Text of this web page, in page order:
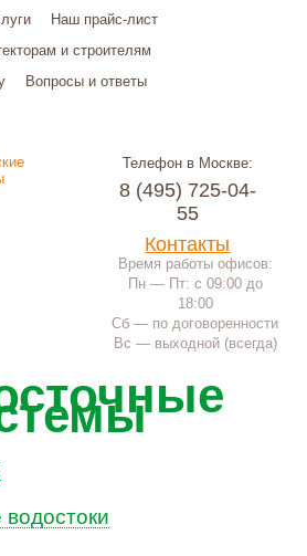
Наш прайс-лист
и строителям
Вопросы и ответы
Телефон в Москве:
8 (495) 725-04-
55
Контакты
Время работы офисов:
Пн — Пт: с 09:00 до
18:00
Сб — по договоренности
Вс — выходной (всегда)